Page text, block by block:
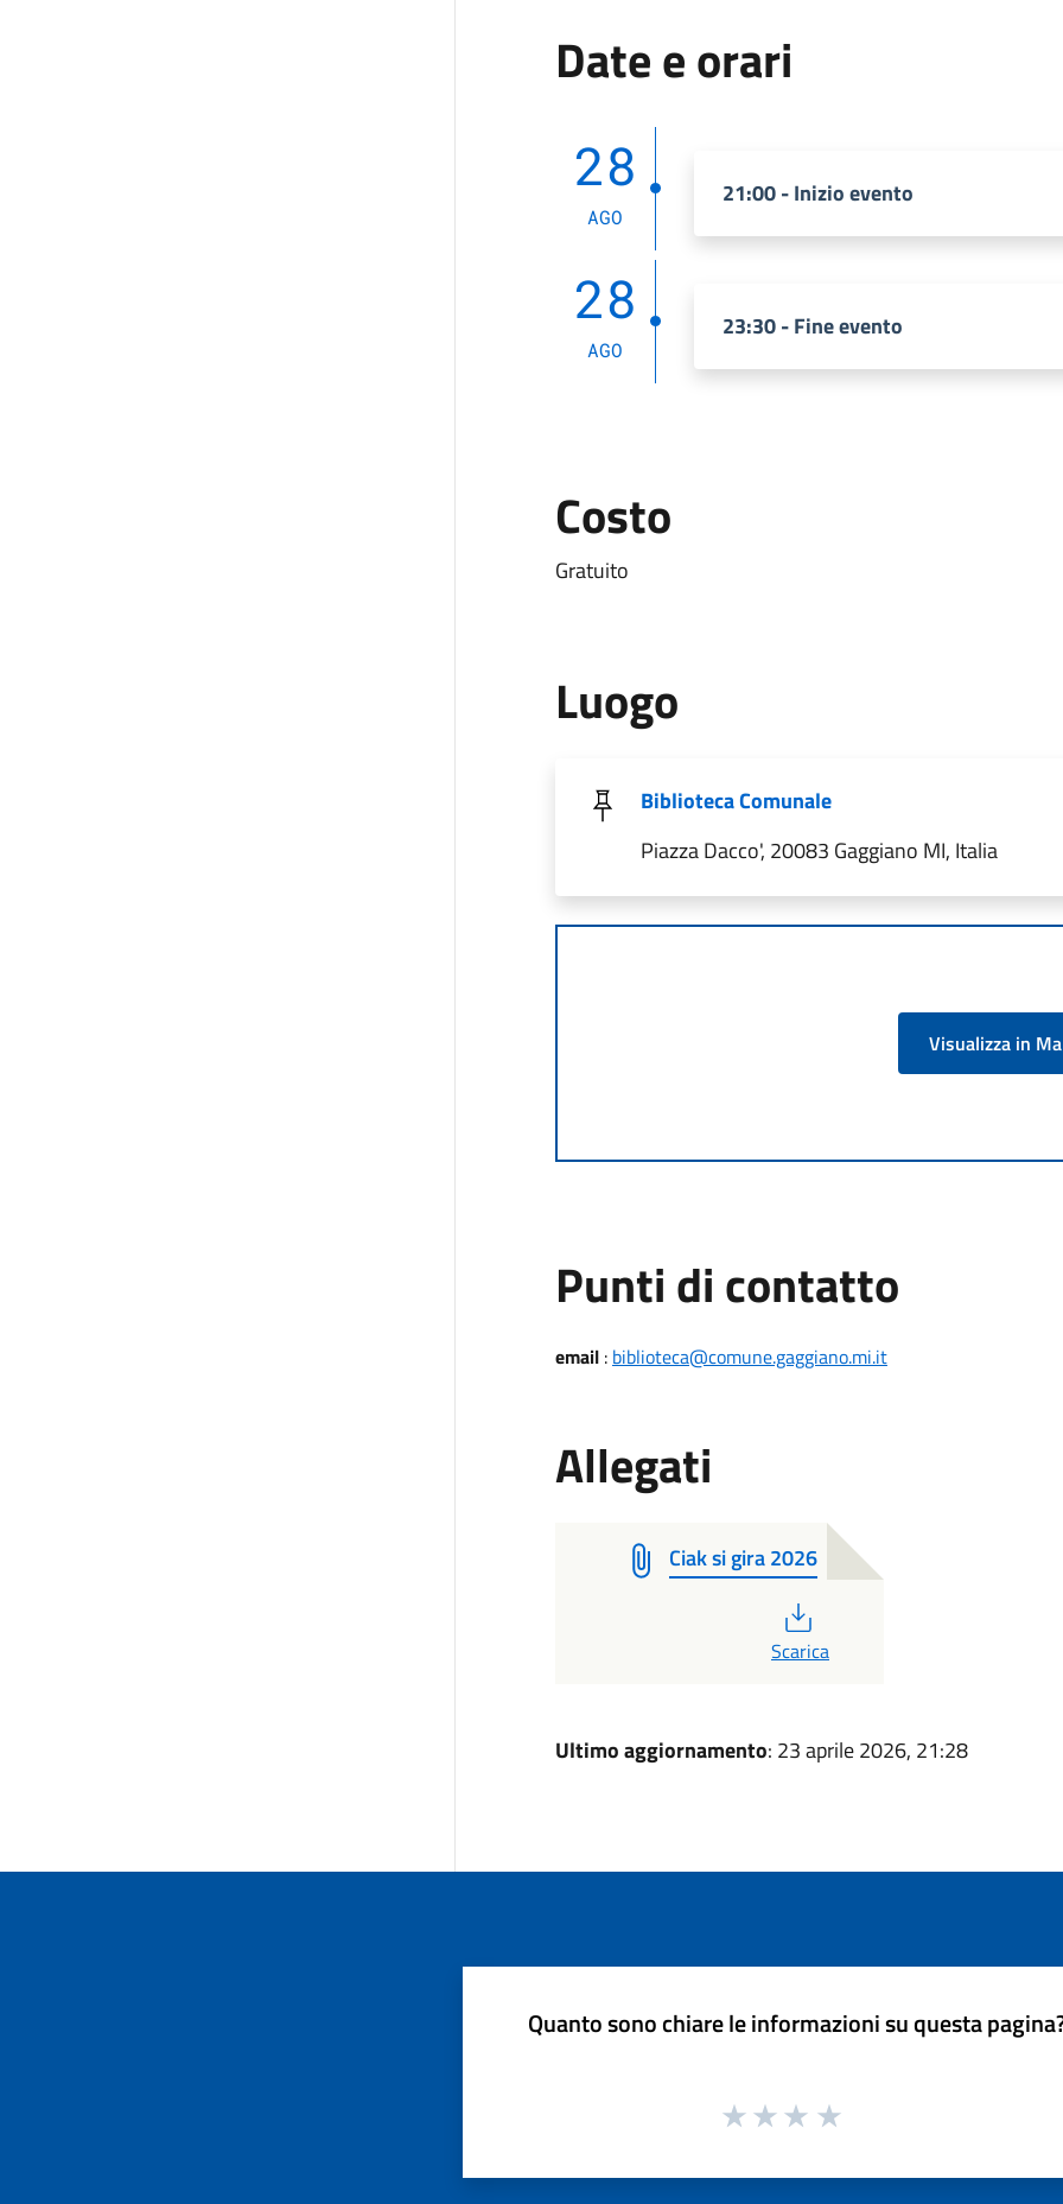
Date e orari
28
AGO
21:00 - Inizio evento
28
AGO
23:30 - Fine evento
Costo
Gratuito
Luogo
Biblioteca Comunale
Piazza Dacco', 20083 Gaggiano MI, Italia
Visualizza in
Punti di contatto
email: biblioteca@comune.gaggiano.mi.it
Allegati
Ciak si gira 2026
Scarica
Ultimo aggiornamento: 23 aprile 2026, 21:28
Quanto sono chiare le informazioni su questa